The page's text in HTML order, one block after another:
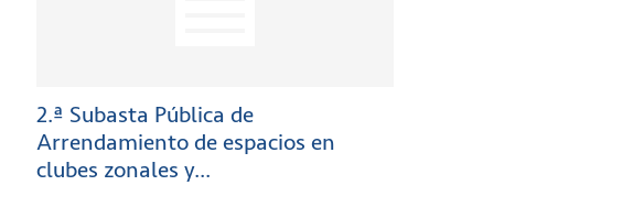
2.ª Subasta Pública de
Arrendamiento de espacios en
clubes zonales y...